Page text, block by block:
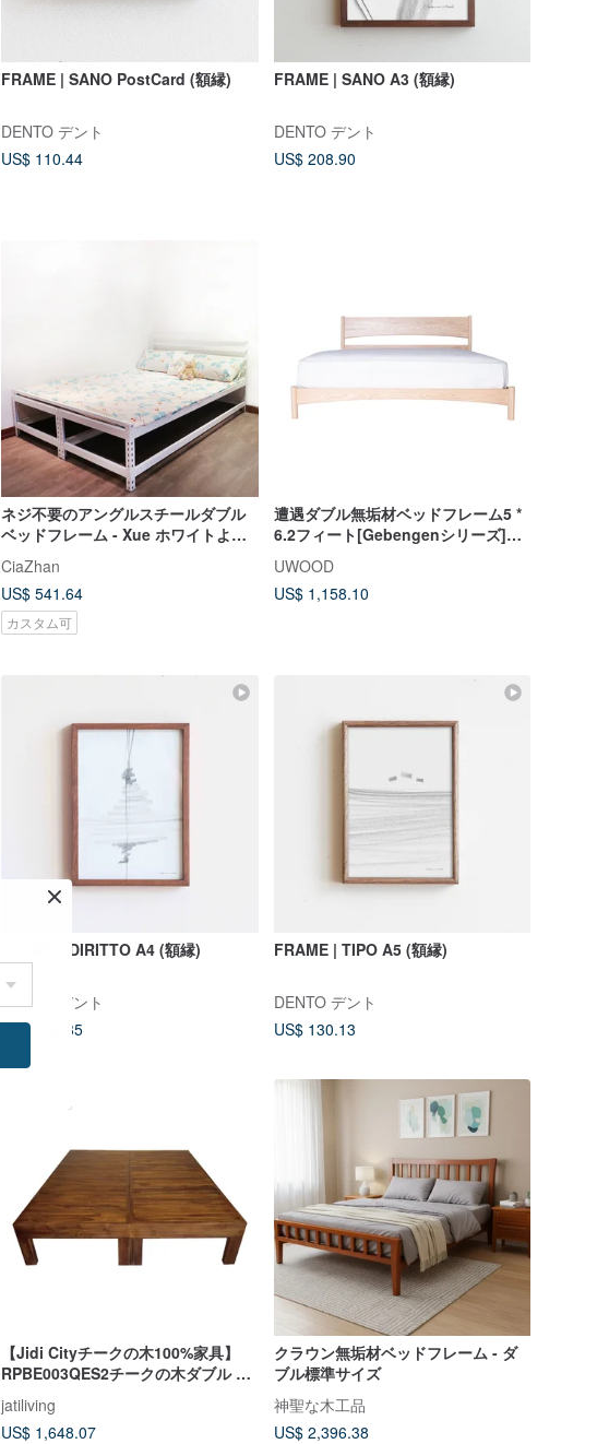
FRAME | SANO PostCard (額縁)
DENTO デント
US$ 110.44
FRAME | SANO A3 (額縁)
DENTO デント
US$ 208.90
ネジ不要のアングルスチールダブル
ベッドフレーム - Xue ホワイトより
大きくて厚い
CiaZhan
US$ 541.64
カスタム可
遭遇ダブル無垢材ベッドフレーム5 *
6.2フィート[Gebengenシリーズ]
WRBS033R
UWOOD
US$ 1,158.10
FRAME | DIRITTO A4 (額縁)
DENTO デント
US$ 188.35
FRAME | TIPO A5 (額縁)
DENTO デント
US$ 130.13
【Jidi Cityチークの木100%家具】
RPBE003QES2チークの木ダブル 特
大ベッドフレームセット
jatiliving
US$ 1,648.07
クラウン無垢材ベッドフレーム - ダ
ブル標準サイズ
神聖な木工品
US$ 2,396.38